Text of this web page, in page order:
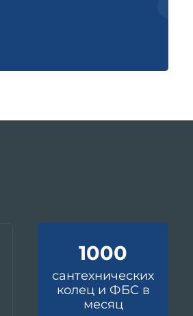
1000
сантехнических
колец и ФБС в
месяц